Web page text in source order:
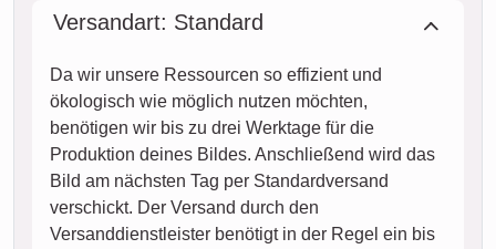
Versandart: Standard
Da wir unsere Ressourcen so effizient und
ökologisch wie möglich nutzen möchten,
benötigen wir bis zu drei Werktage für die
Produktion deines Bildes. Anschließend wird das
Bild am nächsten Tag per Standardversand
verschickt. Der Versand durch den
Versanddienstleister benötigt in der Regel ein bis